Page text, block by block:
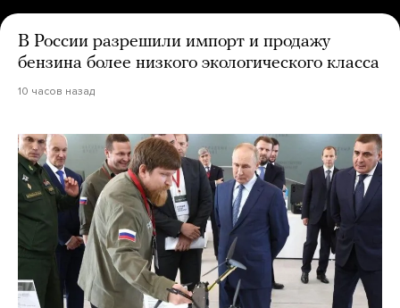
В России разрешили импорт и продажу
бензина более низкого экологического класса
10 часов назад